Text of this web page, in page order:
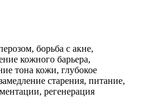
борьба с акне,
кожного барьера,
тона кожи, глубокое
старения, питание,
регенерация